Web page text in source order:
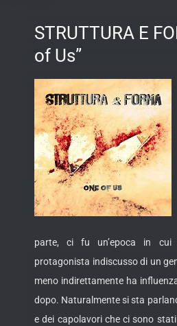
STRUTTURA E
of Us”
parte, ci fu un’epoca in
protagonista indiscusso di un
meno indirettamente ha
dopo. Naturalmente si sta
e dei capolavori che ci sono